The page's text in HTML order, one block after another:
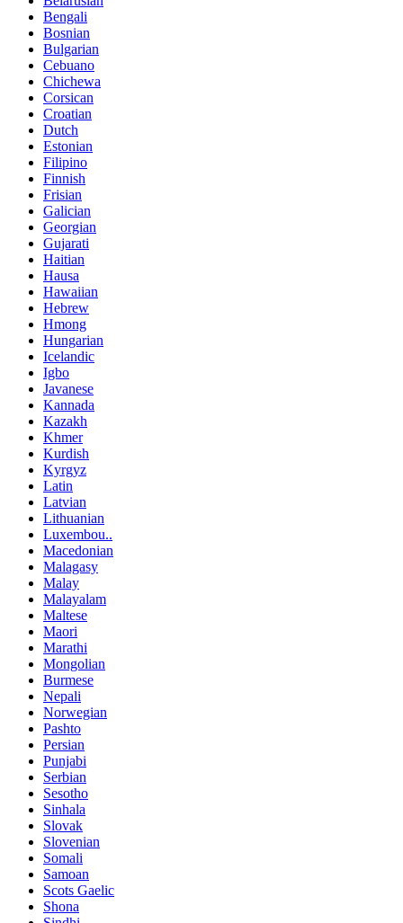
Bengali
Bosnian
Bulgarian
Cebuano
Chichewa
Corsican
Croatian
Dutch
Estonian
Filipino
Finnish
Frisian
Galician
Georgian
Gujarati
Haitian
Hausa
Hawaiian
Hebrew
Hmong
Hungarian
Icelandic
Igbo
Javanese
Kannada
Kazakh
Khmer
Kurdish
Kyrgyz
Latin
Latvian
Lithuanian
Luxembou..
Macedonian
Malagasy
Malay
Malayalam
Maltese
Maori
Marathi
Mongolian
Burmese
Nepali
Norwegian
Pashto
Persian
Punjabi
Serbian
Sesotho
Sinhala
Slovak
Slovenian
Somali
Samoan
Scots Gaelic
Shona